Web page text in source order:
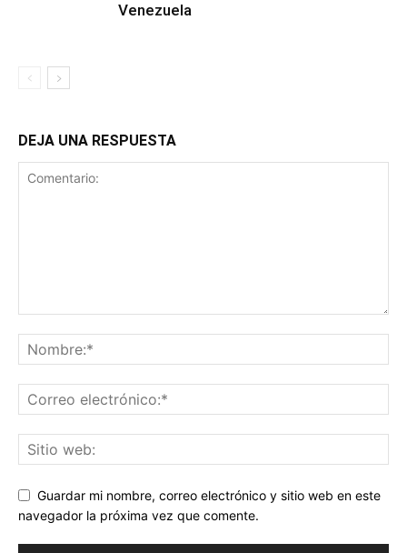
Venezuela
DEJA UNA RESPUESTA
Guardar mi nombre, correo electrónico y sitio web en este
navegador la próxima vez que comente.